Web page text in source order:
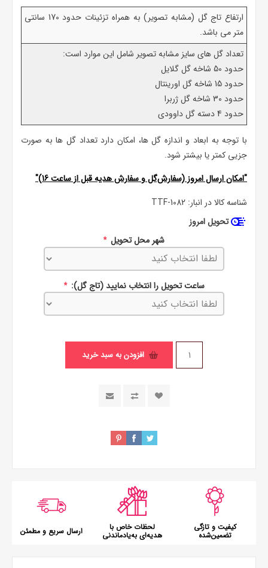
ارتفاع تاج گل (مشابه تصویر) به همراه تزئینات حدود 170 سانتی
متر می باشد.
تعداد گل های سایز مشابه تصویر شامل این موارد است:
حدود 50 شاخه گل گلایل
حدود 15 شاخه گل اورینتال
حدود 30 شاخه گل ژربرا
حدود 4 دسته گل داوودی
با توجه به ابعاد و اندازه گل ها، امکان دارد تعداد گل ها به صورت
جزیی کمتر یا بیشتر شود.
"امکان ارسال امروز (سفارش‌گل و سفارش هدیه قبل از ساعت 16)"
شناسه کالا در انبار: TTF-1082
تحویل امروز
شهر محل تحویل *
ساعت تحویل را انتخاب نمایید (تاج گل): *
افزودن به سبد خرید
کیفیت و تازگی
تضمین‌شده
لحظات خاص با
هدیه‌ای به‌یادماندنی ارسال سریع و مطمئن